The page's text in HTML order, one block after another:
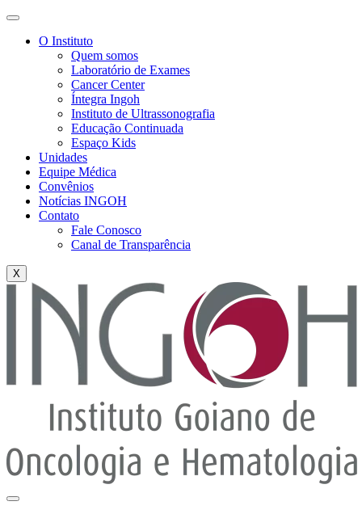
O Instituto
Quem somos
Laboratório de Exames
Cancer Center
Íntegra Ingoh
Instituto de Ultrassonografia
Educação Continuada
Espaço Kids
Unidades
Equipe Médica
Convênios
Notícias INGOH
Contato
Fale Conosco
Canal de Transparência
X